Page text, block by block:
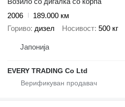
2006
189.000 км
Гориво дизел Носивост 500 кг
Јапонија
EVERY TRADING Co Ltd